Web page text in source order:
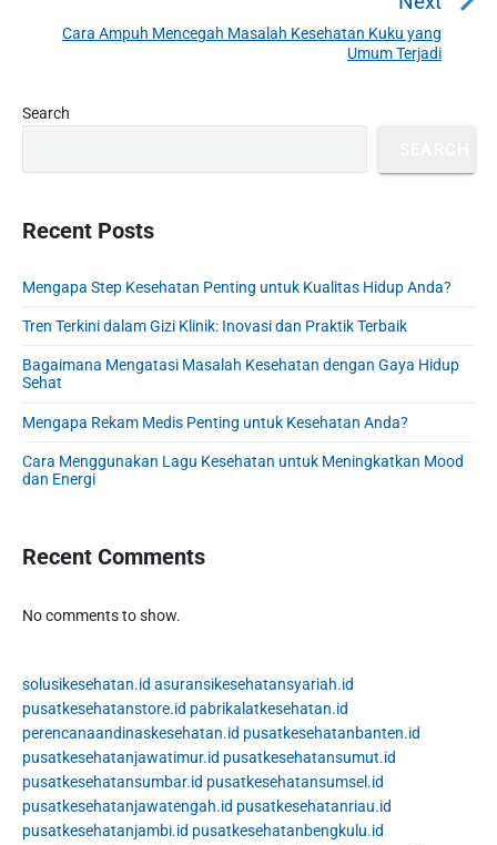
a
i
n
u
e
o
Cara Ampuh Mencegah Masalah Kesehatan Kuku yang
Umum Terjadi
P
r
i
d
b
a
r
Search
Recent Posts
Mengapa Step Kesehatan Penting untuk Kualitas Hidup Anda?
Tren Terkini dalam Gizi Klinik: Inovasi dan Praktik Terbaik
Bagaimana Mengatasi Masalah Kesehatan dengan Gaya Hidup
Sehat
Mengapa Rekam Medis Penting untuk Kesehatan Anda?
Cara Menggunakan Lagu Kesehatan untuk Meningkatkan Mood
dan Energi
Recent Comments
No comments to show.
solusikesehatan.id asuransikesehatansyariah.id
pusatkesehatanstore.id pabrikalatkesehatan.id
perencanaandinaskesehatan.id pusatkesehatanbanten.id
pusatkesehatanjawatimur.id pusatkesehatansumut.id
pusatkesehatansumbar.id pusatkesehatansumsel.id
pusatkesehatanjawatengah.id pusatkesehatanriau.id
pusatkesehatanjambi.id pusatkesehatanbengkulu.id